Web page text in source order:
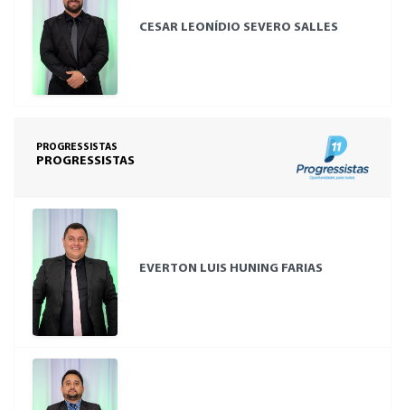
CESAR LEONÍDIO SEVERO SALLES
PROGRESSISTAS
PROGRESSISTAS
EVERTON LUIS HUNING FARIAS